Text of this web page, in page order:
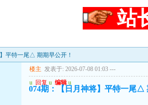
站
平特一尾△ 期期早公开！
楼主 发表于: 2026-07-08 01:03 ---
u 回复 u 编辑 u
074期：【日月神将】平特一尾△